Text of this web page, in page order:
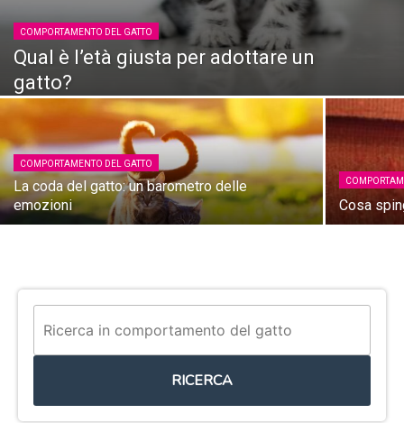
COMPORTAMENTO DEL GATTO
Qual è l’età giusta per adottare un
gatto?
COMPORTAMENTO DEL GATTO
La coda del gatto: un barometro delle
emozioni
Cosa
RICERCA